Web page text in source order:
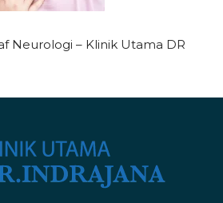
Neurologi – Klinik Utama DR